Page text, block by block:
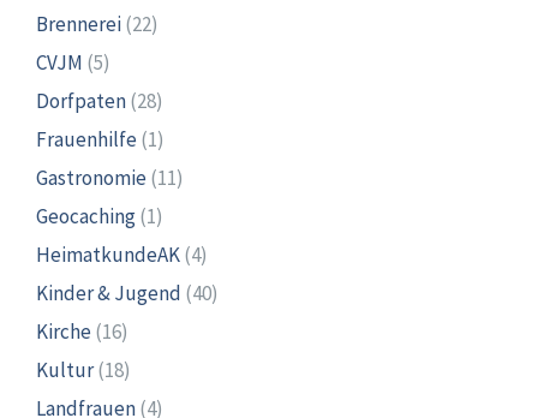
Brennerei(22)
CVJM (5)
Dorfpaten(28)
Frauenhilfe(1)
Gastronomie(11)
Geocaching(1)
HeimatkundeAK(4)
Kinder & Jugend (40)
Kirche(16)
Kultur(18)
Landfrauen(4)